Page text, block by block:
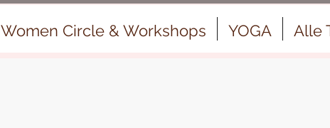
Women Circle & Workshops YOGA Alle